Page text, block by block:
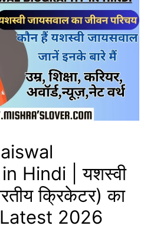
Hindi | यशस्वी
क्रिकेटर) का
Latest 2026